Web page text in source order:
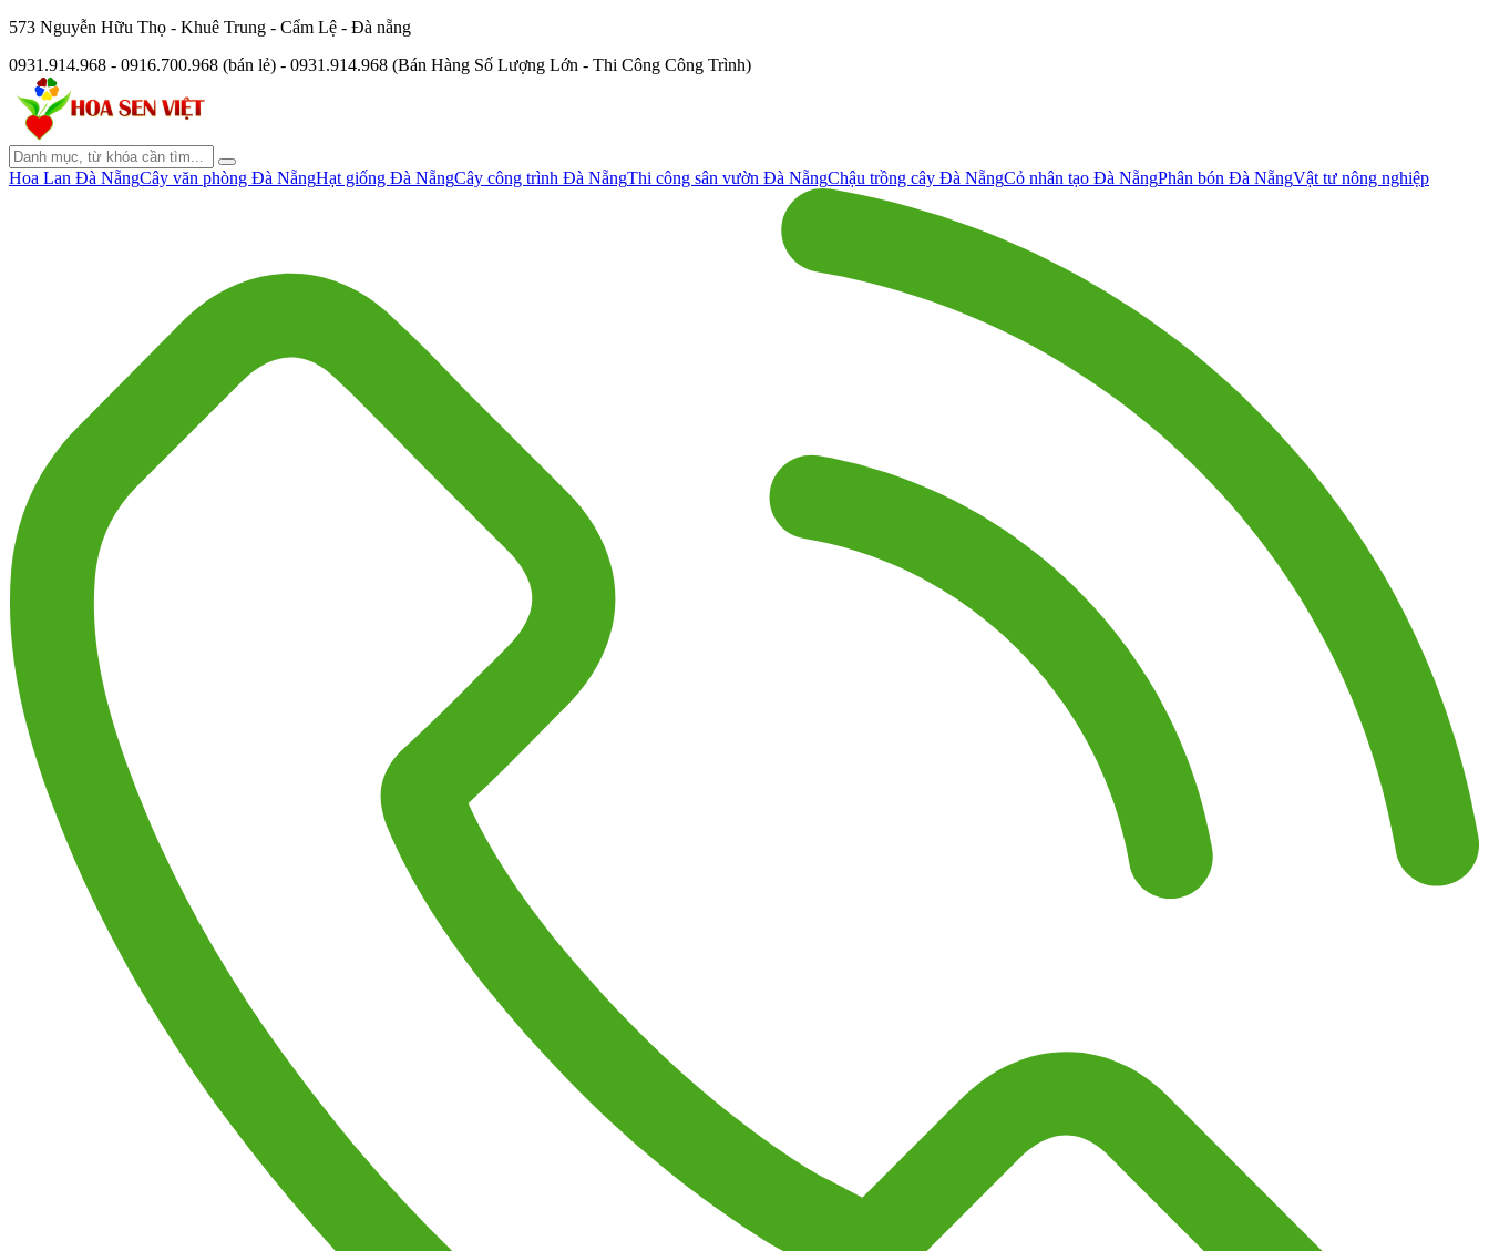
573 Nguyễn Hữu Thọ - Khuê Trung - Cẩm Lệ - Đà nẵng
0931.914.968 - 0916.700.968 (bán lẻ) - 0931.914.968 (Bán Hàng Số Lượng Lớn - Thi Công Công Trình)
Hoa Lan Đà NẵngCây văn phòng Đà NẵngHạt giống Đà NẵngCây công trình Đà NẵngThi công sân vườn Đà NẵngChậu trồng cây Đà NẵngCỏ nhân tạo Đà NẵngPhân bón Đà NẵngVật tư nông nghiệp